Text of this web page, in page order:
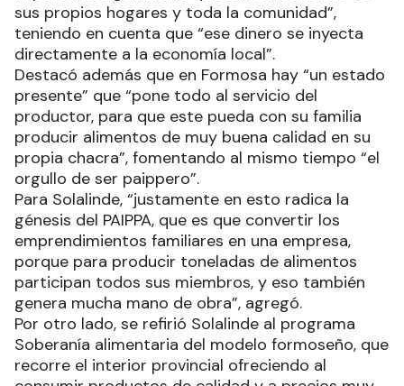
sus propios hogares y toda la comunidad”,
teniendo en cuenta que “ese dinero se inyecta
directamente a la economía local”.
Destacó además que en Formosa hay “un estado
presente” que “pone todo al servicio del
productor, para que este pueda con su familia
producir alimentos de muy buena calidad en su
propia chacra”, fomentando al mismo tiempo “el
orgullo de ser paippero”.
Para Solalinde, “justamente en esto radica la
génesis del PAIPPA, que es que convertir los
emprendimientos familiares en una empresa,
porque para producir toneladas de alimentos
participan todos sus miembros, y eso también
genera mucha mano de obra”, agregó.
Por otro lado, se refirió Solalinde al programa
Soberanía alimentaria del modelo formoseño, que
recorre el interior provincial ofreciendo al